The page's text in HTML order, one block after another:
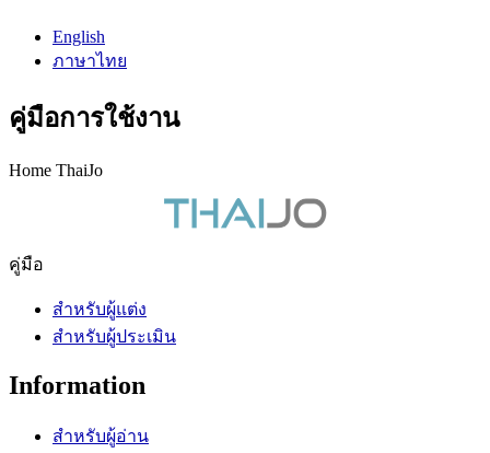
English
ภาษาไทย
คู่มือการใช้งาน
Home ThaiJo
คู่มือ
สำหรับผู้แต่ง
สำหรับผู้ประเมิน
Information
สำหรับผู้อ่าน